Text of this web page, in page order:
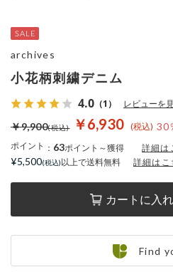
小花柄刺繍デニム
4.0 （1） レビューを
￥6,930 30
￥9,900
ポイント ： 63ポイント～獲得 詳細は
カートに入
archives
¥5,500 以上で送料無料 詳細はこ
Find